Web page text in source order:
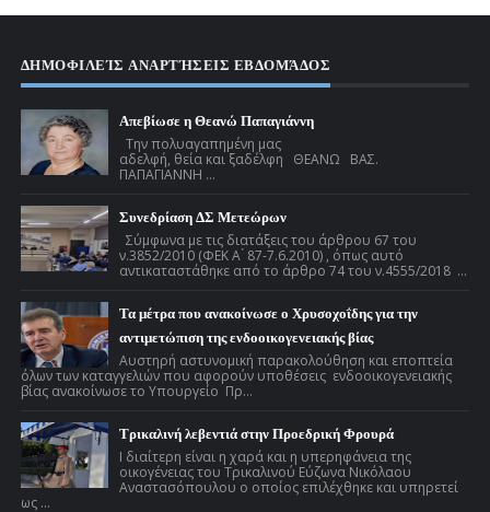
ΔΗΜΟΦΙΛΕΊΣ ΑΝΑΡΤΉΣΕΙΣ ΕΒΔΟΜΆΔΟΣ
Απεβίωσε η Θεανώ Παπαγιάννη
Την πολυαγαπημένη μας
αδελφή, θεία και ξαδέλφη ΘΕΑΝΩ ΒΑΣ.
ΠΑΠΑΓΙΑΝΝΗ ...
Συνεδρίαση ΔΣ Μετεώρων
Σύμφωνα με τις διατάξεις του άρθρου 67 του
ν.3852/2010 (ΦΕΚ Α ́ 87-7.6.2010) , όπως αυτό
αντικαταστάθηκε από το άρθρο 74 του ν.4555/2018 ...
Τα μέτρα που ανακοίνωσε ο Χρυσοχοΐδης για την
αντιμετώπιση της ενδοοικογενειακής βίας
Αυστηρή αστυνομική παρακολούθηση και εποπτεία
όλων των καταγγελιών που αφορούν υποθέσεις ενδοοικογενειακής
βίας ανακοίνωσε το Υπουργείο Πρ...
Τρικαλινή λεβεντιά στην Προεδρική Φρουρά
Ι διαίτερη είναι η χαρά και η υπερηφάνεια της
οικογένειας του Τρικαλινού Εύζωνα Νικόλαου
Αναστασόπουλου ο οποίος επιλέχθηκε και υπηρετεί
ως ...